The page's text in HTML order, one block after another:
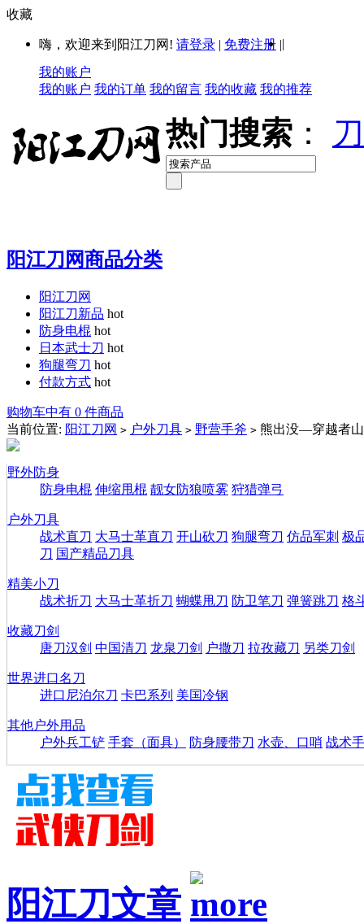
收藏
嗨，欢迎来到阳江刀网! 请登录 | 免费注册 ||
我的账户
我的账户 我的订单 我的留言 我的收藏 我的推荐
热门搜索 ：
阳江刀网商品分类
阳江刀网
阳江刀新品 hot
防身电棍 hot
日本武士刀 hot
狗腿弯刀 hot
付款方式 hot
购物车中有 0 件商品
当前位置: 阳江刀网 > 户外刀具 > 野营手斧 > 熊出没—穿越者
野外防身
防身电棍 伸缩甩棍 靓女防狼喷雾 狩猎弹弓
户外刀具
战术直刀 大马士革直刀 开山砍刀 狗腿弯刀 仿品军刺 极
刀 国产精品刀具
精美小刀
战术折刀 大马士革折刀 蝴蝶甩刀 防卫笔刀 弹簧跳刀 格
收藏刀剑
唐刀汉剑 中国清刀 龙泉刀剑 户撒刀 拉孜藏刀 另类刀剑
世界进口名刀
进口尼泊尔刀 卡巴系列 美国冷钢
其他户外用品
户外兵工铲 手套（面具） 防身腰带刀 水壶、口哨 战术
阳江刀文章